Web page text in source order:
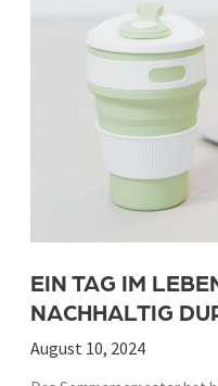
EIN TAG IM
NACHHALTIG
August 10, 2024